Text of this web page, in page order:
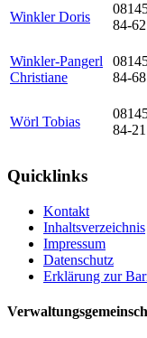
Winkler Doris
84-62
Winkler-Pangerl
Christiane
84-68
Wörl Tobias
84-21
Quicklinks
Kontakt
Inhaltsverzeichnis
Impressum
Datenschutz
Erklärung zur